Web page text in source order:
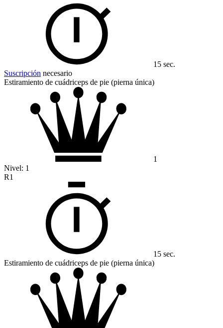
15 sec.
Suscripción necesario
Estiramiento de cuádriceps de pie (pierna única)
1
Nivel: 1
R1
15 sec.
Estiramiento de cuádriceps de pie (pierna única)